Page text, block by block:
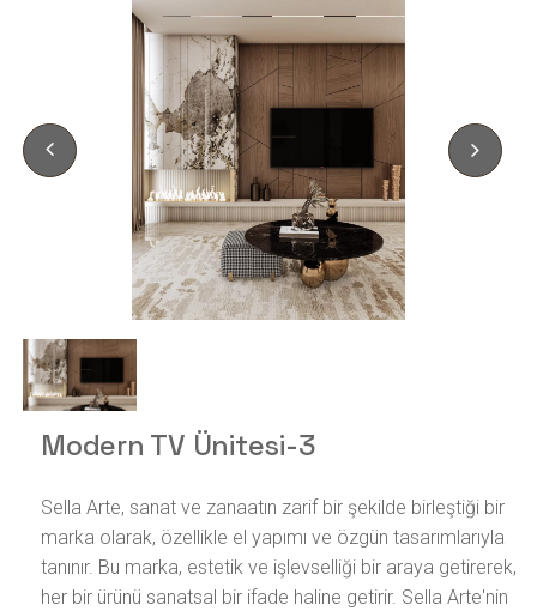
Modern TV Ünitesi-3
Sella Arte, sanat ve zanaatın zarif bir şekilde birleştiği bir
marka olarak, özellikle el yapımı ve özgün tasarımlarıyla
tanınır. Bu marka, estetik ve işlevselliği bir araya getirerek,
her bir ürünü sanatsal bir ifade haline getirir. Sella Arte'nin